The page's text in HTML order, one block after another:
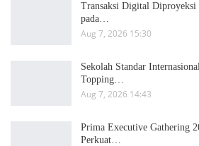
Transaksi Digital
pada…
Aug 7, 2026 15:30
Sekolah Standar
Topping…
Aug 7, 2026 14:43
Prima Executive Gathering
Perkuat…